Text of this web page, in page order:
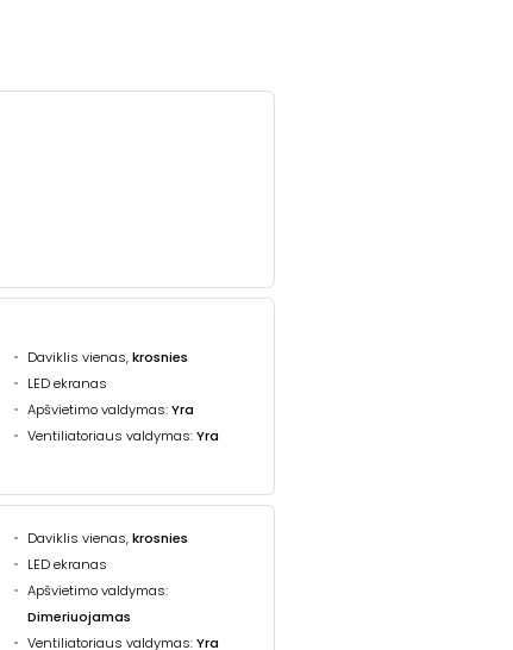
Daviklis vienas,krosnies
LED ekranas
Apšvietimo valdymas:Yra
Ventiliatoriaus valdymas:Yra
Daviklis vienas,krosnies
LED ekranas
Apšvietimo valdymas:
Dimeriuojamas
Ventiliatoriaus valdymas:Yra